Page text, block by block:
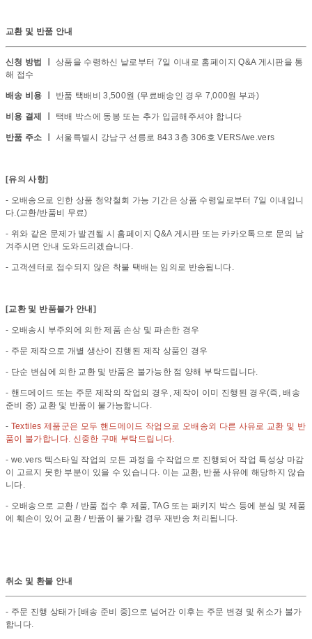
교환 및 반품 안내
신청 방법 ㅣ 상품을 수령하신 날로부터 7일 이내로 홈페이지 Q&A 게시판을 통
해 접수
배송 비용 ㅣ 반품 택배비 3,500원 (무료배송인 경우 7,000원 부과)
비용 결제 ㅣ 택배 박스에 동봉 또는 추가 입금해주셔야 합니다
반품 주소 ㅣ 서울특별시 강남구 선릉로 843 3층 306호 VERS/we.vers
[유의 사항]
- 오배송으로 인한 상품 청약철회 가능 기간은 상품 수령일로부터 7일 이내입니
다.(교환/반품비 무료)
- 위와 같은 문제가 발견될 시 홈페이지 Q&A 게시판 또는 카카오톡으로 문의 남
겨주시면 안내 도와드리겠습니다.
- 고객센터로 접수되지 않은 착불 택배는 임의로 반송됩니다.
[교환 및 반품불가 안내]
- 오배송시 부주의에 의한 제품 손상 및 파손한 경우
- 주문 제작으로 개별 생산이 진행된 제작 상품인 경우
- 단순 변심에 의한 교환 및 반품은 불가능한 점 양해 부탁드립니다.
- 핸드메이드 또는 주문 제작의 작업의 경우, 제작이 이미 진행된 경우(즉, 배송
준비 중) 교환 및 반품이 불가능합니다.
- Textiles 제품군은 모두 핸드메이드 작업으로 오배송외 다른 사유로 교환 및 반
품이 불가합니다. 신중한 구매 부탁드립니다.
- we.vers 텍스타일 작업의 모든 과정을 수작업으로 진행되어 작업 특성상 마감
이 고르지 못한 부분이 있을 수 있습니다. 이는 교환, 반품 사유에 해당하지 않습
니다.
- 오배송으로 교환 / 반품 접수 후 제품, TAG 또는 패키지 박스 등에 분실 및 제품
에 훼손이 있어 교환 / 반품이 불가할 경우 재반송 처리됩니다.
취소 및 환불 안내
- 주문 진행 상태가 [배송 준비 중]으로 넘어간 이후는 주문 변경 및 취소가 불가
합니다.